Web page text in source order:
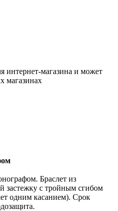
интернет-магазина и может
магазинах
Браслет из
с тройным сгибом
одним касанием). Срок